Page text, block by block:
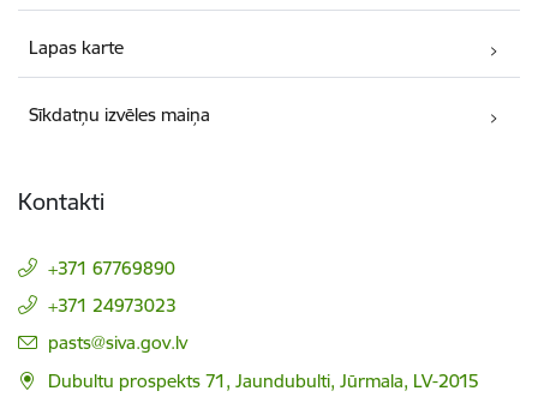
Lapas karte
Sīkdatņu izvēles maiņa
Kontakti
+371 67769890
+371 24973023
E-pasts:
pasts@siva.gov.lv
Dubultu prospekts 71, Jaundubulti, Jūrmala, LV-2015